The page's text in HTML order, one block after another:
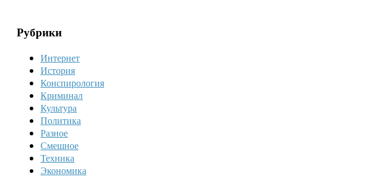
Рубрики
Интернет
История
Конспирология
Криминал
Культура
Политика
Разное
Смешное
Техника
Экономика